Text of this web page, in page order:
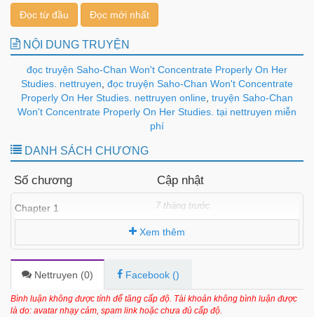
Đọc từ đầu Đọc mới nhất
NỘI DUNG TRUYỆN
đọc truyện Saho-Chan Won't Concentrate Properly On Her
Studies. nettruyen đọc truyện Saho-Chan Won't Concentrate
Properly On Her Studies. nettruyen online truyện Saho-Chan
Won't Concentrate Properly On Her Studies. tại nettruyen miễn
phí
DANH SÁCH CHƯƠNG
Số chương Cập nhật
Chapter 1 7 tháng trước
Xem thêm
Nettruyen (0) Facebook ()
Bình luận không được tính để tăng cấp độ. Tài khoản không bình luận được
là do: avatar nhạy cảm, spam link hoặc chưa đủ cấp độ.